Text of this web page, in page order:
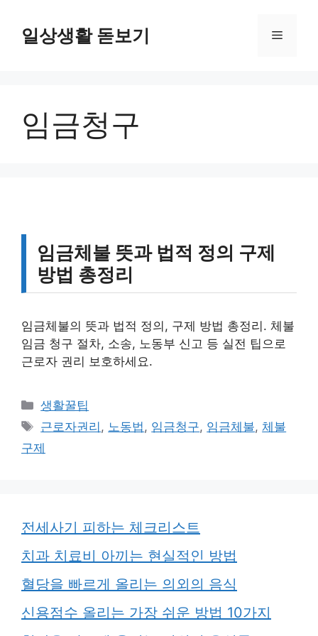
일상생활 돋보기 메
임금청구
임금체불 뜻과 법적 정의 구제
방법 총정리
임금체불의 뜻과 법적 정의, 구제 방법 총정리. 체불
임금 청구 절차, 소송, 노동부 신고 등 실전 팁으로
근로자 권리 보호하세요.
카
테
리
생활꿀팁
태
그
근로자권리 , 노동법, 임금청구, 임금체불,체불
구제
전세사기 피하는 체크리스트
치과 치료비 아끼는 현실적인 방법
혈당을 빠르게 올리는 의외의 음식
신용점수 올리는 가장 쉬운 방법 10가지